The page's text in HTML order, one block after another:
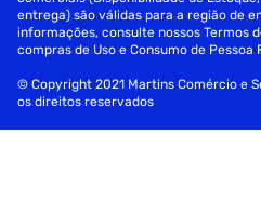
entrega) são válidas para a região de
informações, consulte nossos Termos
compras de Uso e Consumo de Pessoa
© Copyright 2021 Martins Comércio e
os direitos reservados